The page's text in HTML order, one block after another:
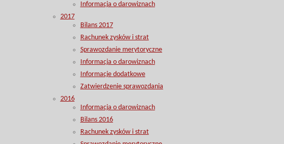
Informacja o darowiznach
2017
Bilans 2017
Rachunek zysków i strat
Sprawozdanie merytoryczne
Informacja o darowiznach
Informacje dodatkowe
Zatwierdzenie sprawozdania
2016
Informacja o darowiznach
Bilans 2016
Rachunek zysków i strat